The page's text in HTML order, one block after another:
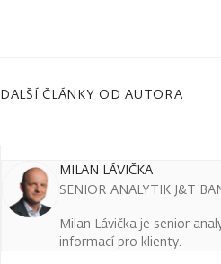
DALŠÍ ČLÁNKY OD AUTORA
MILAN LÁVIČKA
SENIOR ANALYTIK J&T
Milan Lávička je senior
informací pro klienty.